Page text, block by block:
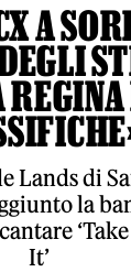
A
Lands di
la
It’